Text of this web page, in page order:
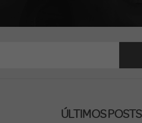
ÚLTIMOS POSTS